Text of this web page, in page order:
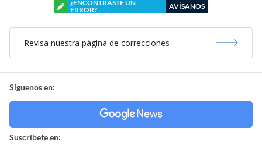
¿ENCONTRASTE UN
ERROR?
AVÍSANOS
Revisa nuestra página de correcciones
Síguenos en:
Suscríbete en: